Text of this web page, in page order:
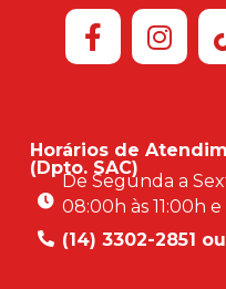
Horários de
(Dpto. SAC)
De Segunda a
08:00h às 11:00h
(14) 3302-2851